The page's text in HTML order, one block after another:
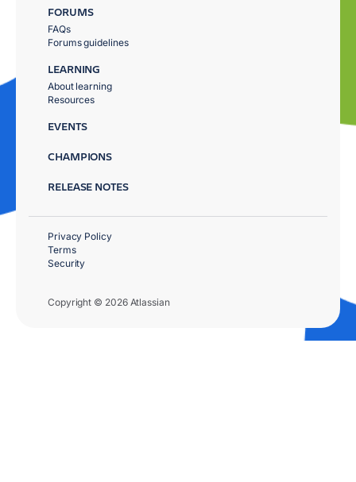
FORUMS
FAQs
Forums guidelines
LEARNING
About learning
Resources
EVENTS
CHAMPIONS
RELEASE NOTES
Copyright © 2026 Atlassian
Privacy Policy
Terms
Security